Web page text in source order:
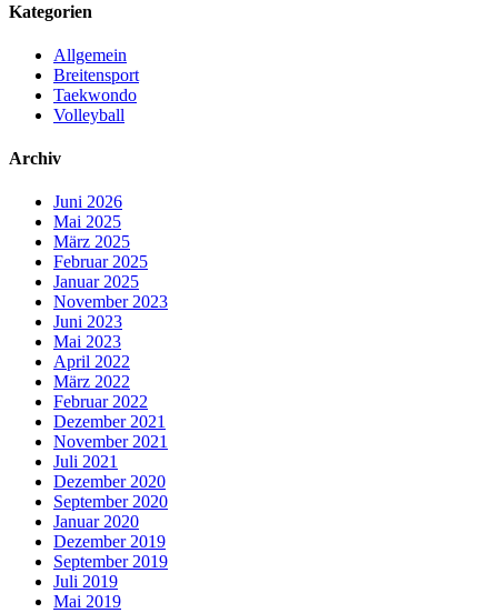
Kategorien
Allgemein
Breitensport
Taekwondo
Volleyball
Archiv
Juni 2026
Mai 2025
März 2025
Februar 2025
Januar 2025
November 2023
Juni 2023
Mai 2023
April 2022
März 2022
Februar 2022
Dezember 2021
November 2021
Juli 2021
Dezember 2020
September 2020
Januar 2020
Dezember 2019
September 2019
Juli 2019
Mai 2019